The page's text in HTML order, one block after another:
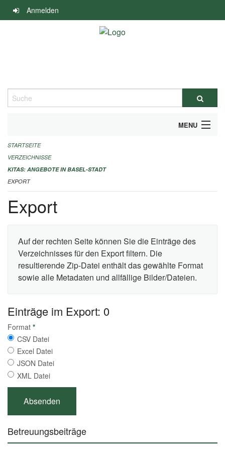
Navigation
überspringen
Anmelden
Suche
MENU
ALLGEMEINE INFORMATIONEN
IMPRESSUM
STARTSEITE
VERZEICHNISSE
KITAS: ANGEBOTE IN BASEL-STADT
EXPORT
Export
Auf der rechten Seite können Sie die Einträge des
Verzeichnisses für den Export filtern. Die
resultierende Zip-Datei enthält das gewählte Format
sowie alle Metadaten und allfällige Bilder/Dateien.
Einträge im Export: 0
Format *
CSV Datei
Excel Datei
JSON Datei
XML Datei
Betreuungsbeiträge